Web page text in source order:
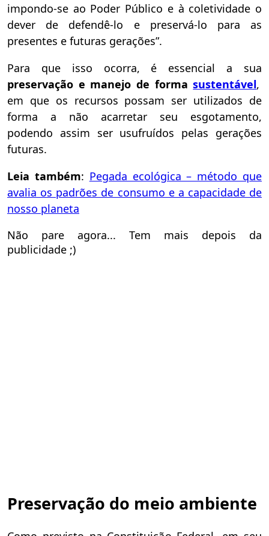
impondo-se ao Poder Público e à coletividade o
dever de defendê-lo e preservá-lo para as
presentes e futuras gerações”.
Para que isso ocorra, é essencial a sua
preservação e manejo de formasustentável,
em que os recursos possam ser utilizados de
forma a não acarretar seu esgotamento,
podendo assim ser usufruídos pelas gerações
futuras.
Leia também: Pegada ecológica – método que
avalia os padrões de consumo e a capacidade de
nosso planeta
Não pare agora... Tem mais depois da
publicidade ;)
Preservação do meio ambiente